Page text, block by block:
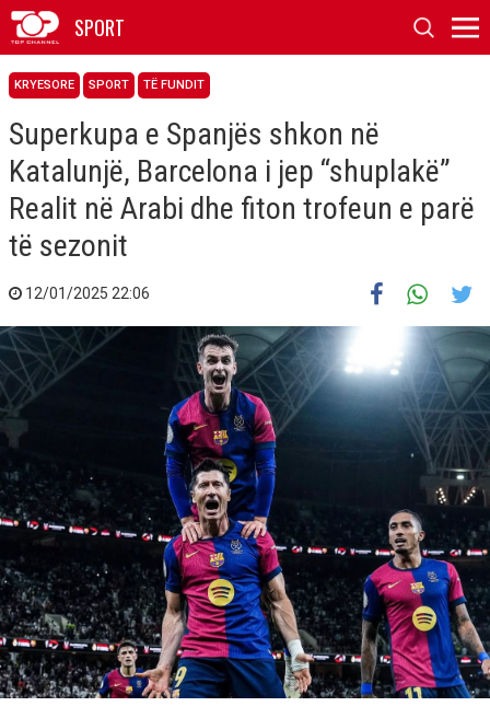
SPORT
KRYESORE SPORT TË FUNDIT
Superkupa e Spanjës shkon në
Katalunjë, Barcelona i jep “shuplakë”
Realit në Arabi dhe fiton trofeun e parë
të sezonit
12/01/2025 22:06